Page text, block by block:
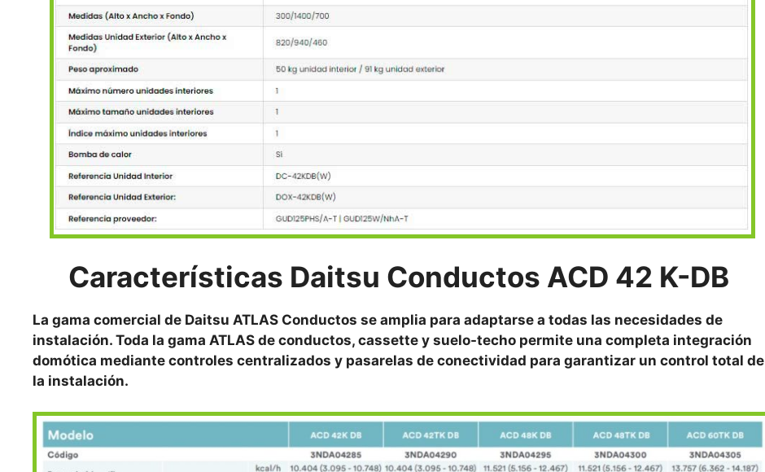
Características Daitsu Conductos ACD 42 K-DB
La gama comercial de Daitsu ATLAS Conductos se amplia para adaptarse a todas las necesidades de
instalación. Toda la gama ATLAS de conductos, cassette y suelo-techo permite una completa integración
domótica mediante controles centralizados y pasarelas de conectividad para garantizar un control total de
la instalación.